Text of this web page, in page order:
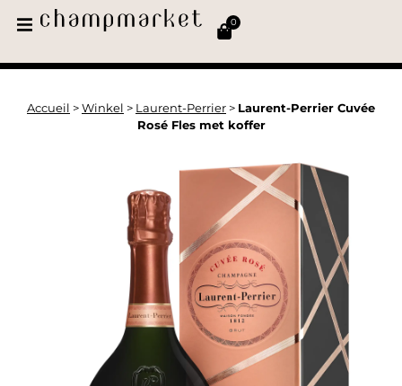
0
Accueil > Winkel > Laurent-Perrier > Laurent-Perrier Cuvée
Rosé Fles met koffer